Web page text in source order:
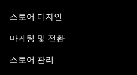
스토어 디자인
마케팅 및 전환
스토어 관리